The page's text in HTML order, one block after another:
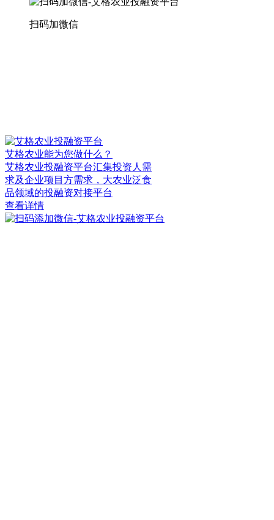
扫码加微信
艾格农业能为您做什么？
艾格农业投融资平台汇集投资人需
求及企业项目方需求，大农业泛食
品领域的投融资对接平台
查看详情